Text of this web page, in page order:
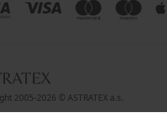
2005-2026 © ASTRATEX a.s.